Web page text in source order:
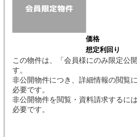
価格
想定利回り
この物件は、「会員様にのみ限定公
す。
非公開物件につき、詳細情報の閲覧
必要です。
非公開物件を閲覧・資料請求するに
必要です。